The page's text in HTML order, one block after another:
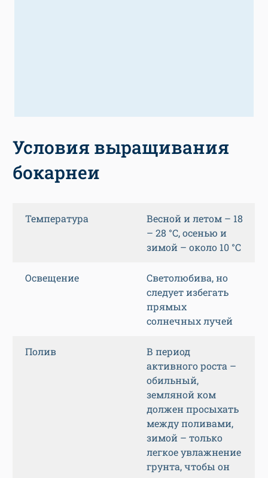
Условия выращивания
бокарнеи
Температура
Весной и летом – 18
– 28 °С, осенью и
зимой – около 10 °С
Освещение
Светолюбива, но
следует избегать
прямых
солнечных лучей
Полив
В период
активного роста –
обильный,
земляной ком
должен просыхать
между поливами,
зимой – только
легкое увлажнение
грунта, чтобы он